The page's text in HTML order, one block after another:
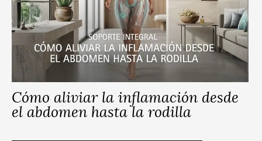
Cómo aliviar la inflamación desde
el abdomen hasta la rodilla